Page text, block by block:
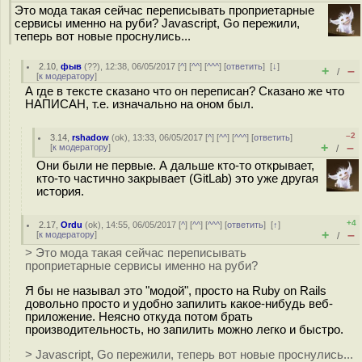
Это мода такая сейчас переписывать проприетарные
сервисы именно на руби? Javascript, Go пережили,
теперь вот новые проснулись...
2.10 ,фыв (??), 12:38, 06/05/2017 [^] [^^] [^^^] [ответить][↓]
[к модератору] + / –
А где в тексте сказано что он переписан? Сказано же что
НАПИСАН, т.е. изначально на оном был.
3.14 ,rshadow (ok), 13:33, 06/05/2017 [^] [^^] [^^^] [ответить]
[к модератору]
–2
+ / –
Они были не первые. А дальше кто-то открывает,
кто-то частично закрывает (GitLab) это уже другая
история.
2.17 ,Ordu (ok), 14:55, 06/05/2017 [^] [^^] [^^^] [ответить][↑]
[к модератору]
+4
+ / –
> Это мода такая сейчас переписывать
проприетарные сервисы именно на руби?
Я бы не называл это "модой", просто на Ruby on Rails
довольно просто и удобно запилить какое-нибудь веб-
приложение. Неясно откуда потом брать
производительность, но запилить можно легко и быстро.
> Javascript, Go пережили, теперь вот новые проснулись...